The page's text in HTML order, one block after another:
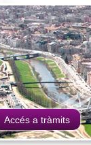
Accés a tràmits